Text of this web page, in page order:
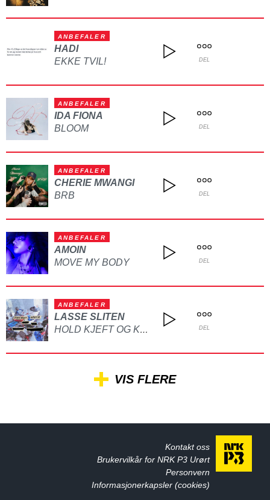
ANBEFALER
HADI
EKKE TVIL!
DEL
ANBEFALER
IDA FIONA
BLOOM
DEL
ANBEFALER
CHERIE MWANGI
BRB
DEL
ANBEFALER
AMOIN
MOVE MY BODY
DEL
ANBEFALER
LASSE SLITEN
HOLD KJEFT OG KYSS MEG DEL
VIS FLERE
Kontakt oss
Brukervilkår for NRK P3 Urørt
Personvern
Informasjonerkapsler (cookies)